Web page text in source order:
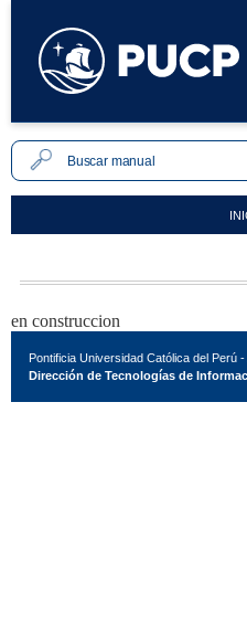
en construccion
Pontificia Universidad Católica del Perú
Dirección de Tecnologías de